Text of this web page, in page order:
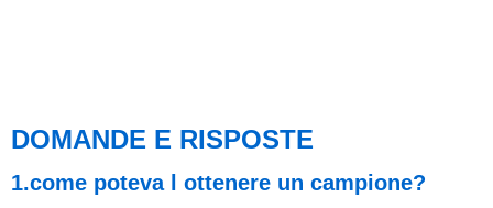
DOMANDE E RISPOSTE
1.come poteva l ottenere un campione?